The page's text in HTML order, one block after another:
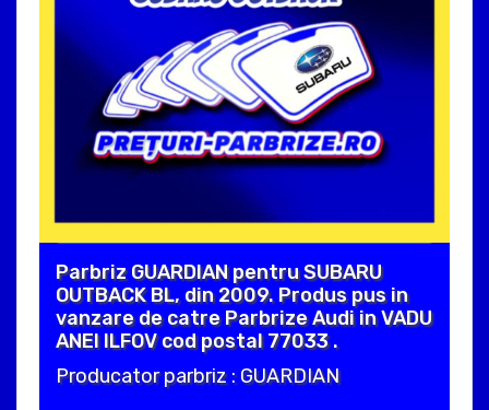
Parbriz GUARDIAN pentru SUBARU
OUTBACK BL, din 2009. Produs pus in
vanzare de catre Parbrize Audi in VADU
ANEI ILFOV cod postal 77033 .
Producator parbriz : GUARDIAN